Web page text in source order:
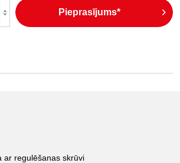
Pieprasījums*
ar regulēšanas skrūvi